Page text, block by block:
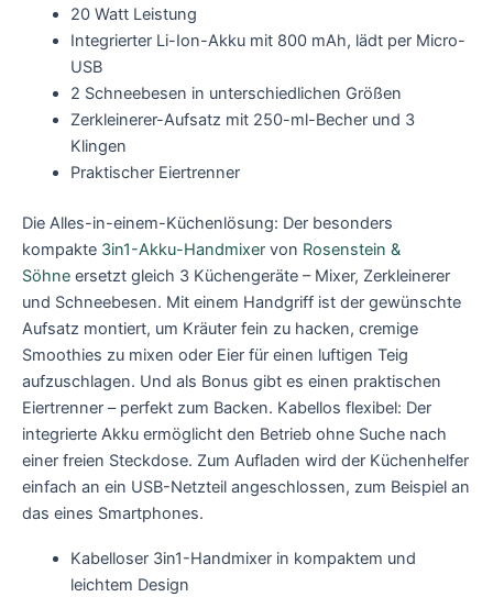
20 Watt Leistung
Integrierter Li-Ion-Akku mit 800 mAh, lädt per Micro-
USB
2 Schneebesen in unterschiedlichen Größen
Zerkleinerer-Aufsatz mit 250-ml-Becher und 3
Klingen
Praktischer Eiertrenner
Die Alles-in-einem-Küchenlösung: Der besonders
kompakte 3in1-Akku-Handmixer von Rosenstein &
Söhne ersetzt gleich 3 Küchengeräte – Mixer, Zerkleinerer
und Schneebesen. Mit einem Handgriff ist der gewünschte
Aufsatz montiert, um Kräuter fein zu hacken, cremige
Smoothies zu mixen oder Eier für einen luftigen Teig
aufzuschlagen. Und als Bonus gibt es einen praktischen
Eiertrenner – perfekt zum Backen. Kabellos flexibel: Der
integrierte Akku ermöglicht den Betrieb ohne Suche nach
einer freien Steckdose. Zum Aufladen wird der Küchenhelfer
einfach an ein USB-Netzteil angeschlossen, zum Beispiel an
das eines Smartphones.
Kabelloser 3in1-Handmixer in kompaktem und
leichtem Design